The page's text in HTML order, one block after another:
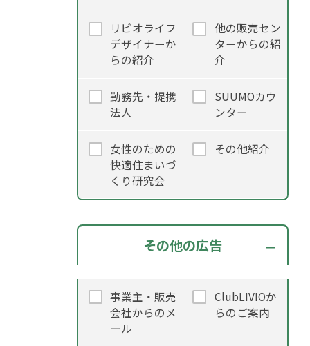
リビオライフ
デザイナーか
らの紹介
他の販売セン
ターからの紹
介
勤務先・提携
法人
SUUMOカウ
ンター
女性のための
快適住まいづ
くり研究会
その他紹介
その他の広告
事業主・販売
会社からのメ
ール
ClubLIVIOか
らのご案内